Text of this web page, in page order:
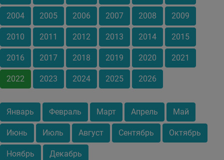
2004 2005 2006 2007 2008 2009
2010 2011 2012 2013 2014 2015
2016 2017 2018 2019 2020 2021
2022 2023 2024 2025 2026
Январь Февраль Март Апрель Май
Июнь Июль Август Сентябрь Октябрь
Ноябрь Декабрь